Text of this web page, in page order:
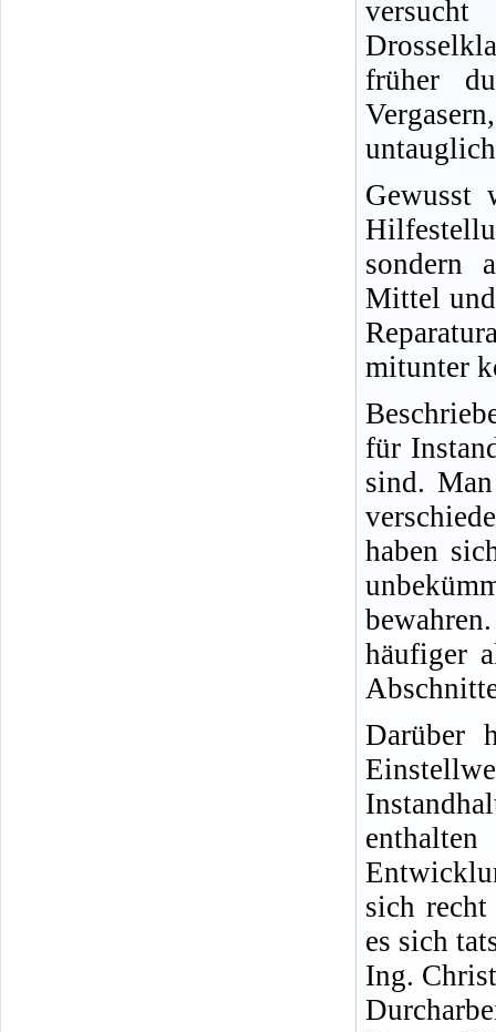
früher
Gewusst
sondern
Mittel und
mitunter
für
sind.
haben
häufiger
Darüber
sich
es sich
Ing.